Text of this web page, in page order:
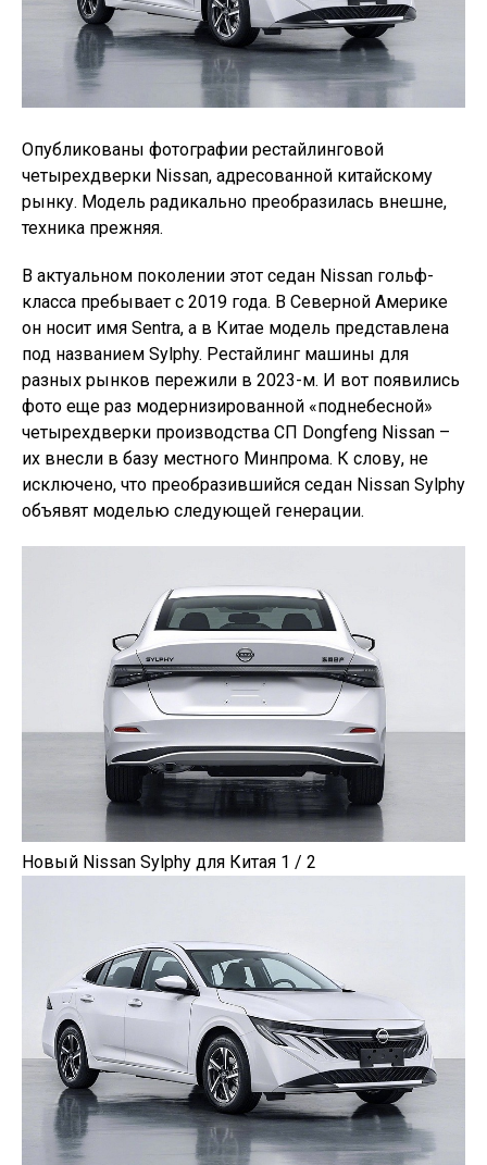
Опубликованы фотографии рестайлинговой
четырехдверки Nissan, адресованной китайскому
рынку. Модель радикально преобразилась внешне,
техника прежняя.
В актуальном поколении этот седан Nissan гольф-
класса пребывает с 2019 года. В Северной Америке
он носит имя Sentra, а в Китае модель представлена
под названием Sylphy. Рестайлинг машины для
разных рынков пережили в 2023-м. И вот появились
фото еще раз модернизированной «поднебесной»
четырехдверки производства СП Dongfeng Nissan –
их внесли в базу местного Минпрома. К слову, не
исключено, что преобразившийся седан Nissan Sylphy
объявят моделью следующей генерации.
Новый Nissan Sylphy для Китая 1 / 2